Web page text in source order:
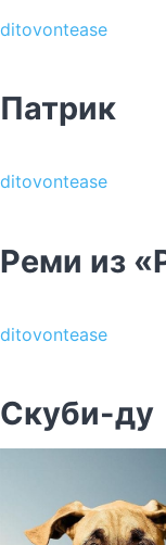
ditovontease
Патрик
ditovontease
Реми из
ditovontease
Скуби-ду